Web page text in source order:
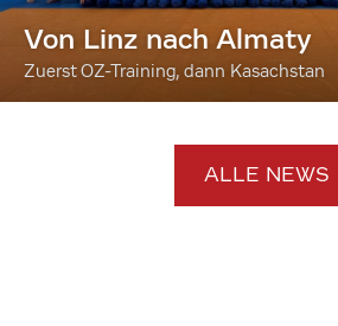
Von Linz nach Almaty
Zuerst OZ-Training, dann Kasachstan
ALLE NEWS